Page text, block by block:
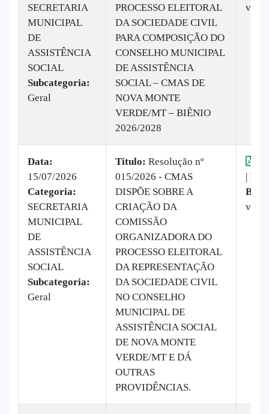
SECRETARIA
MUNICIPAL
DE
ASSISTÊNCIA
SOCIAL
Subcategoria:
Geral
PROCESSO ELEITORAL
DA SOCIEDADE CIVIL
PARA COMPOSIÇÃO DO
CONSELHO MUNICIPAL
DE ASSISTÊNCIA
SOCIAL – CMAS DE
NOVA MONTE
VERDE/MT – BIÊNIO
2026/2028
vezes
Data:
15/07/2026
Categoria:
SECRETARIA
MUNICIPAL
DE
ASSISTÊNCIA
SOCIAL
Subcategoria:
Geral
Titulo: Resolução nº
015/2026 - CMAS
DISPÕE SOBRE A
CRIAÇÃO DA
COMISSÃO
ORGANIZADORA DO
PROCESSO ELEITORAL
DA REPRESENTAÇÃO
DA SOCIEDADE CIVIL
NO CONSELHO
MUNICIPAL DE
ASSISTÊNCIA SOCIAL
DE NOVA MONTE
VERDE/MT E DÁ
OUTRAS
PROVIDÊNCIAS.
|
vezes